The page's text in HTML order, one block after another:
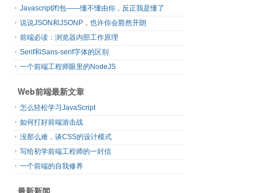
Javascript闭包——懂不懂由你，反正我是懂了
说说JSON和JSONP，也许你会豁然开朗
前端必读：浏览器内部工作原理
Serif和Sans-serif字体的区别
一个前端工程师眼里的NodeJS
Web前端最新文章
怎么轻松学习JavaScript
如何打好前端游击战
没那么难，谈CSS的设计模式
写给初学前端工程师的一封信
一个前端的自我修养
最新新闻